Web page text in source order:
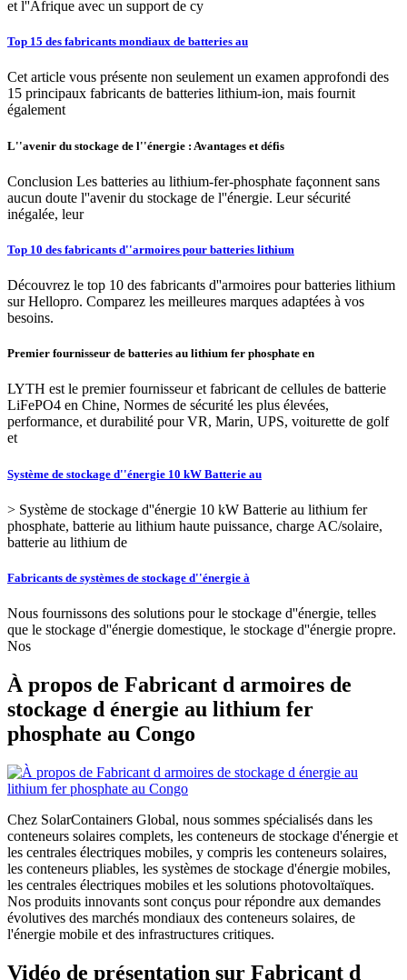
et l''Afrique avec un support de cy
Top 15 des fabricants mondiaux de batteries au
Cet article vous présente non seulement un examen approfondi des
15 principaux fabricants de batteries lithium-ion, mais fournit
également
L''avenir du stockage de l''énergie : Avantages et défis
Conclusion Les batteries au lithium-fer-phosphate façonnent sans
aucun doute l''avenir du stockage de l''énergie. Leur sécurité
inégalée, leur
Top 10 des fabricants d''armoires pour batteries lithium
Découvrez le top 10 des fabricants d''armoires pour batteries lithium
sur Hellopro. Comparez les meilleures marques adaptées à vos
besoins.
Premier fournisseur de batteries au lithium fer phosphate en
LYTH est le premier fournisseur et fabricant de cellules de batterie
LiFePO4 en Chine, Normes de sécurité les plus élevées,
performance, et durabilité pour VR, Marin, UPS, voiturette de golf
et
Système de stockage d''énergie 10 kW Batterie au
> Système de stockage d''énergie 10 kW Batterie au lithium fer
phosphate, batterie au lithium haute puissance, charge AC/solaire,
batterie au lithium de
Fabricants de systèmes de stockage d''énergie à
Nous fournissons des solutions pour le stockage d''énergie, telles
que le stockage d''énergie domestique, le stockage d''énergie propre.
Nos
À propos de Fabricant d armoires de
stockage d énergie au lithium fer
phosphate au Congo
Chez SolarContainers Global, nous sommes spécialisés dans les
conteneurs solaires complets, les conteneurs de stockage d'énergie et
les centrales électriques mobiles, y compris les conteneurs solaires,
les conteneurs pliables, les systèmes de stockage d'énergie mobiles,
les centrales électriques mobiles et les solutions photovoltaïques.
Nos produits innovants sont conçus pour répondre aux demandes
évolutives des marchés mondiaux des conteneurs solaires, de
l'énergie mobile et des infrastructures critiques.
Vidéo de présentation sur Fabricant d